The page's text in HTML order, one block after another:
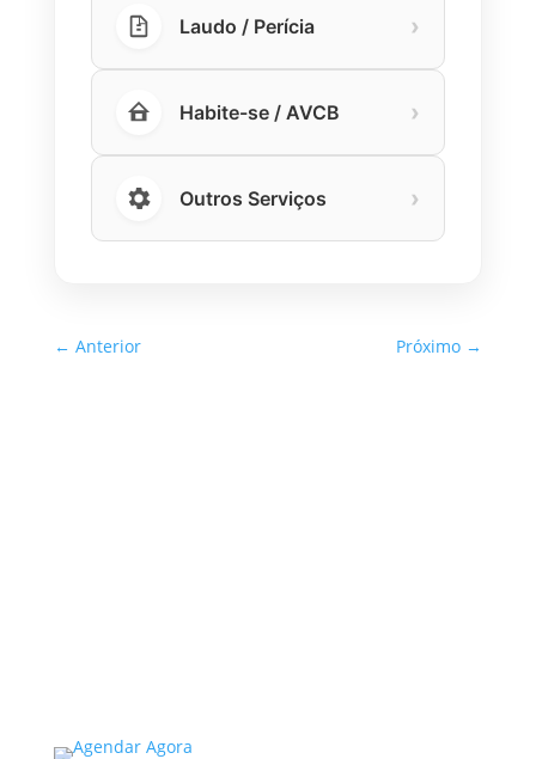
Laudo / Perícia ›
Habite-se / AVCB ›
Outros Serviços ›
← Anterior Próximo →